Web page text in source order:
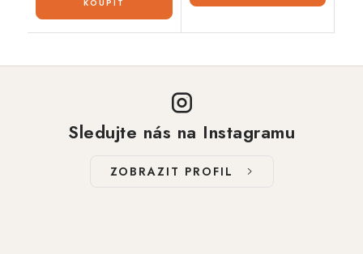
Sledujte nás na Instagramu
ZOBRAZIT PROFIL